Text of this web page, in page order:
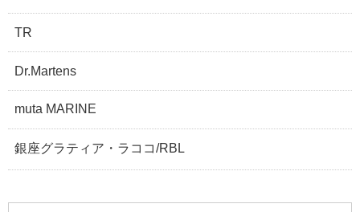
TR
Dr.Martens
muta MARINE
銀座グラティア・ラココ/RBL